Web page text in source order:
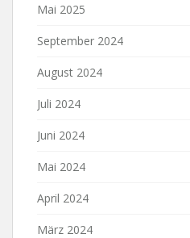
Mai 2025
September 2024
August 2024
Juli 2024
Juni 2024
Mai 2024
April 2024
März 2024